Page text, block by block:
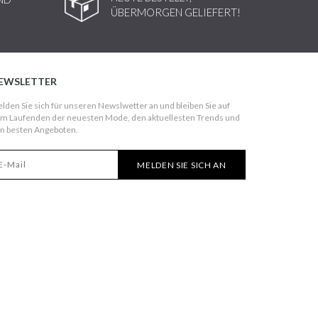
ÜBERMORGEN GELIEFERT!
Sie sich für unseren Newslwetter an und bleiben Sie auf
Laufenden der neuesten Mode, den aktuellesten Trends und
besten Angeboten.
MELDEN SIE SICH AN